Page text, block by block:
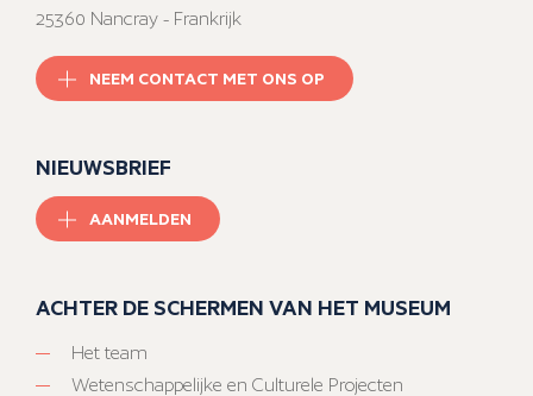
25360 Nancray - Frankrijk
NEEM CONTACT MET ONS OP
NIEUWSBRIEF
AANMELDEN
ACHTER DE SCHERMEN VAN HET MUSEUM
Het team
Wetenschappelijke en Culturele Projecten